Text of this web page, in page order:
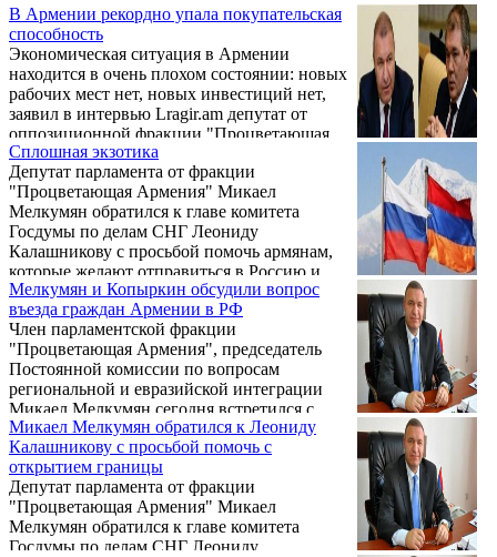
за власть всеми мыслимыми и
немыслимыми способами. Но рано ...
должности. Об этом написал на своей
странице в «Facebook» депутат от партии
«Процветающая Армения» Микаел
Мелкумян.
В Армении рекордно упала покупательская
способность
Экономическая ситуация в Армении
находится в очень плохом состоянии: новых
рабочих мест нет, новых инвестиций нет,
заявил в интервью Lragir.am депутат от
оппозиционной фракции "Процветающая
Армения" Микаел Мелкумян. По словам
депутата, в стране упала покупательская
способность, сам спрос снизился на 15-20
процентов.
Сплошная экзотика
Депутат парламента от фракции
"Процветающая Армения" Микаел
Мелкумян обратился к главе комитета
Госдумы по делам СНГ Леониду
Калашникову с просьбой помочь армянам,
которые желают отправиться в Россию и
воссоединиться со своими желающими,
пишет Sputnik Armenia.
Мелкумян и Копыркин обсудили вопрос
въезда граждан Армении в РФ
Член парламентской фракции
"Процветающая Армения", председатель
Постоянной комиссии по вопросам
региональной и евразийской интеграции
Микаел Мелкумян сегодня встретился с
Чрезвычайным и Полномочным Послом
Российской Федерации в Армении Сергеем
Копыркиным.
Микаел Мелкумян обратился к Леониду
Калашникову с просьбой помочь с
открытием границы
Депутат парламента от фракции
"Процветающая Армения" Микаел
Мелкумян обратился к главе комитета
Госдумы по делам СНГ Леониду